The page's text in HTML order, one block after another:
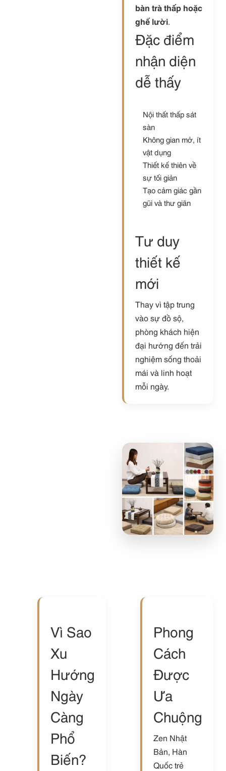
bàn trà thấp hoặc
ghế lười.
Đặc điểm
nhận diện
dễ thấy
Nội thất thấp sát
sàn
Không gian mở, ít
vật dụng
Thiết kế thiên về
sự tối giản
Tạo cảm giác gần
gũi và thư giãn
Tư duy
thiết kế
mới
Thay vì tập trung
vào sự đồ sộ,
phòng khách hiện
đại hướng đến trải
nghiệm sống thoải
mái và linh hoạt
mỗi ngày.
Vì Sao
Xu
Hướng
Ngày
Càng
Phổ
Biến?
Phong
Cách
Được
Ưa
Chuộng
Zen Nhật
Bản, Hàn
Quốc trẻ